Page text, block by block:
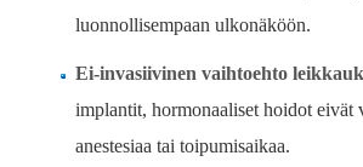
luonnollisempaan ulkonäköön.
Ei-invasiivinen vaihtoehto
implantit, hormonaaliset hoidot eivät
anestesiaa tai toipumisaikaa.